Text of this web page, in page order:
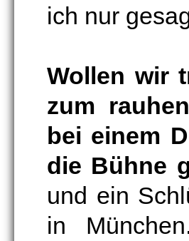
ich nur
Wollen wir
zum
bei einem
die Bühne
und ein
in